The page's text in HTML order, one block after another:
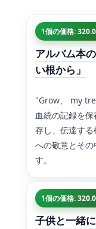
1個の価格:
アルバム本
い根から」
"Grow、 my
血統の記録を
存し、伝達す
への敬意とそ
す。
1個の価格:
子供と一緒